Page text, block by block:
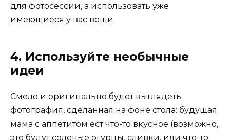
для фотосессии, а использовать уже
имеющиеся у вас вещи.
4. Используйте необычные
идеи
Смело и оригинально будет выглядеть
фотография, сделанная на фоне стола: будущая
мама с аппетитом ест что-то вкусное (возможно,
это будут соленые огурцы, сливки, или что-то